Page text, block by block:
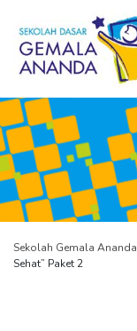
Sekolah Gemala Ananda
Sehat” Paket 2